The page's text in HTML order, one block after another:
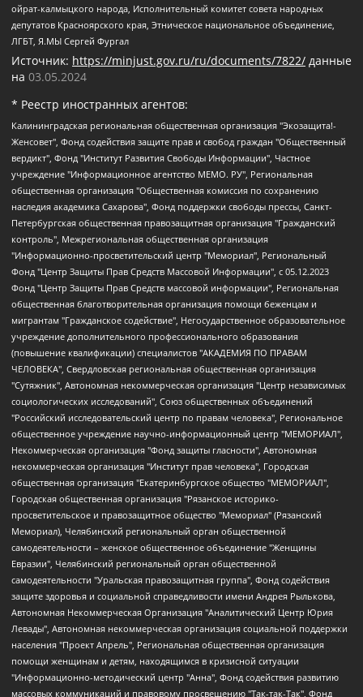
ойрат-калмыцкого народа, Исполнительный комитет совета народных
депутатов Красноярского края, Этническое национальное объединение,
ЛГБТ, Я.МЫ Сергей Фургал
Источник: https://minjust.gov.ru/ru/documents/7822/ данные
на 03.05.2024
* Реестр иностранных агентов:
Калининградская региональная общественная организация "Экозащита!-Женсовет", Фонд содействия защите прав и свобод граждан "Общественный вердикт", Фонд "Институт Развития Свободы Информации", Частное учреждение "Информационное агентство МЕМО. РУ", Региональная общественная организация "Общественная комиссия по сохранению наследия академика Сахарова", Фонд поддержки свободы прессы, Санкт-Петербургская общественная правозащитная организация "Гражданский контроль", Межрегиональная общественная организация "Информационно-просветительский центр "Мемориал", Региональный Фонд "Центр Защиты Прав Средств Массовой Информации", с 05.12.2023 Фонд "Центр Защиты Прав Средств массовой информации", Региональная общественная благотворительная организация помощи беженцам и мигрантам "Гражданское содействие", Негосударственное образовательное учреждение дополнительного профессионального образования (повышение квалификации) специалистов "АКАДЕМИЯ ПО ПРАВАМ ЧЕЛОВЕКА", Свердловская региональная общественная организация "Сутяжник", Автономная некоммерческая организация "Центр независимых социологических исследований", Союз общественных объединений "Российский исследовательский центр по правам человека", Региональное общественное учреждение научно-информационный центр "МЕМОРИАЛ", Некоммерческая организация "Фонд защиты гласности", Автономная некоммерческая организация "Институт прав человека", Городская общественная организация "Екатеринбургское общество "МЕМОРИАЛ", Городская общественная организация "Рязанское историко-просветительское и правозащитное общество "Мемориал" (Рязанский Мемориал), Челябинский региональный орган общественной самодеятельности – женское общественное объединение "Женщины Евразии", Челябинский региональный орган общественной самодеятельности "Уральская правозащитная группа", Фонд содействия защите здоровья и социальной справедливости имени Андрея Рылькова, Автономная Некоммерческая Организация "Аналитический Центр Юрия Левады", Автономная некоммерческая организация социальной поддержки населения "Проект Апрель", Региональная общественная организация помощи женщинам и детям, находящимся в кризисной ситуации "Информационно-методический центр "Анна", Фонд содействия развитию массовых коммуникаций и правовому просвещению "Так-так-Так", Фонд содействия устойчивому развитию "Серебряная тайга", Свердловский региональный общественный фонд социальных проектов "Новое время", "Idel.Реалии", Кавказ.Реалии, Крым.Реалии, Телеканал Настоящее Время, Татаро-башкирская служба Радио Свобода (Azatliq Radiosi), Радио Свободная Европа/Радио Свобода (PCE/PC), "Сибирь.Реалии", "Фактограф", Благотворительный фонд помощи осужденным и их семьям, Автономная некоммерческая организация "Институт глобализации и социальных движений", Фонд "В защиту прав заключенных", Частное учреждение "Центр поддержки и содействия развитию средств массовой информации", Пензенский региональный общественный благотворительный фонд "Гражданский союз", "Север.Реалии", Некоммерческая организация Фонд "Правовая инициатива", Общество с ограниченной ответственностью "Радио Свободная Европа/Радио Свобода", Чешское информационное агентство "MEDIUM-ORIENT", Красноярская региональная общественная организация "Мы против СПИДа", Камалягин Денис Николаевич, Маркелов Сергей Евгеньевич, Пономарев Лев Александрович, Савицкая Людмила Алексеевна, Автономная некоммерческая организация "Центр по работе с проблемой насилия "НАСИЛИЮ.НЕТ", Межрегиональный профессиональный союз работников здравоохранения "Альянс врачей", Юридическое лицо, зарегистрированное в Латвийской Республике, SIA "Medusa Project" (регистрационный номер 40103797863, дата регистрации 10.06.2014), Некоммерческая организация "Фонд по борьбе с коррупцией", Автономная некоммерческая организация "Институт права и публичной политики", Баданин Роман Сергеевич, Гликин Максим Александрович, Железнова Мария Михайловна, Лукьянова Юлия Сергеевна, Маетная Елизавета Витальевна, Маняхин Петр Борисович, Чуракова Ольга Владимировна, Ярош Юлия Петровна, Юридическое лицо "The Insider SIA", зарегистрированное в Риге, Латвийская Республика (дата регистрации 26.06.2015), являющееся администратором доменного имени интернет-издания "The Insider SIA", https://theins.ru, Постернак Алексей Евгеньевич, Рубин Михаил Аркадьевич, Анин Роман Александрович, Юридическое лицо Istories fonds, зарегистрированное в Латвийской Республике (регистрационный номер 50008295751, дата регистрации 24.02.2020), Великовский Дмитрий Александрович, Долинина Ирина Николаевна, Мароховская Алеся Алексеевна, Шлейнов Роман Юрьевич, Шмагун Олеся Валентиновна, Общество с ограниченной ответственностью "Альтаир 2021", Общество с ограниченной ответственностью "Вега 2021", Общество с ограниченной ответственностью "Главный редактор 2021", Общество с ограниченной ответственностью "Ромашки монолит", Важенков Артем Валерьевич, Ивановская областная общественная организация "Центр гендерных исследований", Гурман Юрий Альбертович, Медиапроект "ОВД-Инфо", Егоров Владимир Владимирович, Жилинский Владимир Александрович, Общество с ограниченной ответственностью "ЗП", Иванова София Юрьевна, Карезина Инна Павловна, Кильтау Екатерина Викторовна, Петров Алексей Викторович, Пискунов Сергей Евгеньевич, Смирнов Сергей Сергеевич, Тихонов Михаил Сергеевич, Общество с ограниченной ответственностью "ЖУРНАЛИСТ-ИНОСТРАННЫЙ АГЕНТ", Арапова Галина Юрьевна, Вольтская Татьяна Анатольевна, Американская компания "Mason G.E.S. Anonymous Foundation" (США), являющаяся владельцем интернет-издания https://mnews.world/, Компания "Stichting Bellingcat", зарегистрированная в Нидерландах (дата регистрации 11.07.2018), Захаров Андрей Вячеславович, Клепиковская Екатерина Дмитриевна, Общество с ограниченной ответственностью "МЕМО", Перл Роман Александрович, Симонов Евгений Алексеевич, Соловьева Елена Анатольевна, Сотников Даниил Владимирович, Сурначева Елизавета Дмитриевна, Автономная некоммерческая организация по защите прав человека и информированию населения "Якутия – Наше Мнение", Общество с ограниченной ответственностью "Москоу диджитал медиа", с 26.01.2023 Общество с ограниченной ответственностью "Чайка Белые сады", Ветошкина Валерия Валерьевна, Заговора Максим Александрович, Межрегиональное общественное движение "Российская ЛГБТ - сеть", Оленичев Максим Владимирович, Павлов Иван Юрьевич, Скворцова Елена Сергеевна, Общество с ограниченной ответственностью "Как бы инагент", Кочетков Игорь Викторович, Общество с ограниченной ответственностью "Честные выборы", Еланчик Олег Александрович, Общество с ограниченной ответственностью "Нобелевский призыв", Гималова Регина Эмилевна, Григорьев Андрей Валерьевич, Григорьева Алина Александровна, Ассоциация по содействию защите прав призывников, альтернативнослужащих и военнослужащих "Правозащитная группа "Гражданин.Армия.Право", Хисамова Регина Фаритовна, Автономная некоммерческая организация по реализации социально-правовых программ "Лилит", Дальневосточное общественное движение "Маяк", Санкт-Петербургская ЛГБТ-инициативная группа "Выход", Инициативная группа ЛГБТ+ "Реверс", Алексеев Андрей Викторович, Бекбулатова Таисия Львовна, Беляев Иван Михайлович, Владыкина Елена Сергеевна, Гельман Марат Александрович, Никульшина Вероника Юрьевна, Толоконникова Надежда Андреевна, Шендерович Виктор Анатольевич, Общество с ограниченной ответственностью "Данное сообщение", Общество с ограниченной ответственностью Издательский дом "Новая глава", Айнбиндер Александра Александровна, Московский комьюнити-центр для ЛГБТ+инициатив, Благотворительный фонд развития филантропии, Deutsche Welle (Германия, Kurt-Schumacher-Strasse 3, 53113 Bonn), Борзунова Мария Михайловна, Воробьев Виктор Викторович, Голубева Анна Львовна, Константинова Алла Михайловна, Малкова Ирина Владимировна, Мурадов Мурад Абдулгалимович, Осетинская Елизавета Николаевна, Понасенков Евгений Николаевич, Ганапольский Матвей Юрьевич, Киселев Евгений Алексеевич, Борухович Ирина Григорьевна, Дремин Иван Тимофеевич, Дубровский Дмитрий Викторович, Красноярская региональная общественная организация поддержки и развития альтернативных образовательных технологий и межкультурных коммуникаций "ИНТЕРРА", Маяковская Екатерина Алексеевна, Фейгин Марк Захарович, Филимонов Андрей Викторович, Дзугкоева Регина Николаевна, Доброхотов Роман Александрович, Дудь Юрий Александрович, Елкин Сергей Владимирович, Кругликов Кирилл Игоревич, Сабунаева Мария Леонидовна, Семенов Алексей Владимирович, Шаинян Карен Багратович, Шульман Екатерина Михайловна, Асафьев Артур Валерьевич, Вахштайн Виктор Семенович, Венедиктов Алексей Алексеевич, Лушникова Екатерина Евгеньевна, Волков Леонид Михайлович, Невзоров Александр Глебович, Пархоменко Сергей Борисович, Сироткин Ярослав Николаевич, Кара-Мурза Владимир Владимирович, Баранова Наталья Владимировна, Гозман Леонид Яковлевич, Кагарлицкий Борис Юльевич, Климарев Михаил Валерьевич, Милов Владимир Станиславович, Автономная некоммерческая организация Краснодарский центр современного искусства "Типография", Моргенштерн Алишер Тагирович, Соболь Любовь Эдуардовна, Общество с ограниченной ответственностью "ЛИЗА НОРМ", Каспаров Гарри Кимович, Ходорковский Михаил Борисович, Общество с ограниченной ответственностью "Апрельские тезисы", Данилович Ирина Брониславовна, Кашин Олег Владимирович, Петров Николай Владимирович, Пивоваров Алексей Владимирович, Соколов Михаил Владимирович, Цветкова Юлия Владимировна, Чичваркин Евгений Александрович, Комитет против пыток/Команда против пыток, Общество с ограниченной ответственностью "Первый научный", Общество с ограниченной ответственностью "Вертолет и ко", Белоцерковская Вероника Борисовна, Кац Максим Евгеньевич, Лазарева Татьяна Юрьевна, Шаведдинов Руслан Табризович, Яшин Илья Валерьевич, Общество с ограниченной ответственностью "Иноагент ААВ", Алешковский Дмитрий Петрович, Альбац Евгения Марковна, Быков Дмитрий Львович, Галямина Юлия Евгеньевна, Лойко Сергей Леонидович, Мартынов Кирилл Константинович, Медведев Сергей Александрович, Крашенинников Федор Геннадиевич, Гордеева Катерина Вл